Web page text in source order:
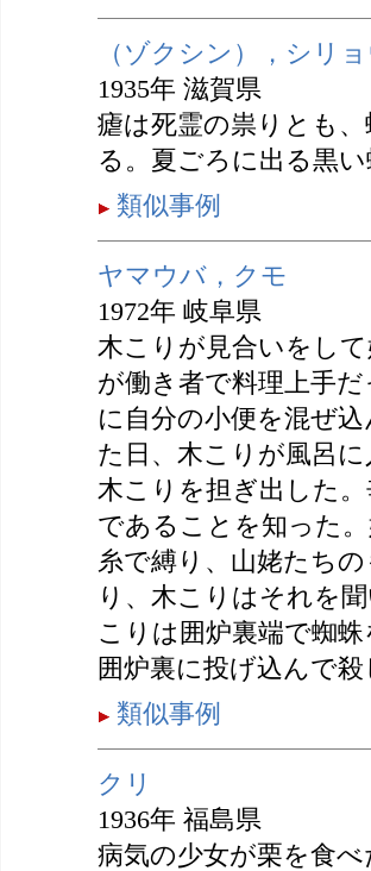
（ゾクシン），シリ
1935年 滋賀県
瘧は死霊の祟りとも
る。夏ごろに出る黒
類似事例
ヤマウバ，クモ
1972年 岐阜県
木こりが見合いをし
が働き者で料理上手
に自分の小便を混ぜ
た日、木こりが風呂
木こりを担ぎ出した
であることを知った
糸で縛り、山姥たち
り、木こりはそれを
こりは囲炉裏端で蜘
囲炉裏に投げ込んで
類似事例
クリ
1936年 福島県
病気の少女が栗を食